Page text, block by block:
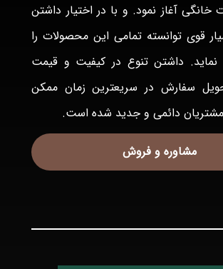
خانگی آغاز نمود. و با در اختيار داشتن
قوی توانسته تمامی اين محصولات را
نمايد. داشتن تنوع در كيفيت و قيمت
سفارش در سريعترين زمان ممكن
دائمی و جديد شده است.
مشاوره و فروش